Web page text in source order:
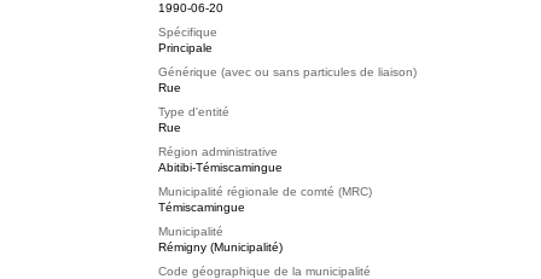
1990-06-20
Spécifique
Principale
Générique (avec ou sans particules de liaison)
Rue
Type d'entité
Rue
Région administrative
Abitibi-Témiscamingue
Municipalité régionale de comté (MRC)
Témiscamingue
Municipalité
Rémigny (Municipalité)
Code géographique de la municipalité